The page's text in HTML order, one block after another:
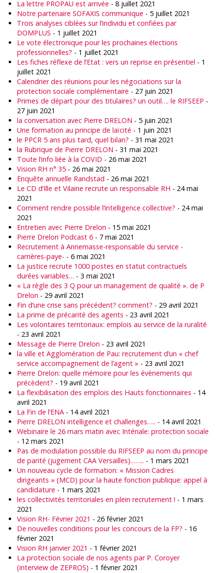
La lettre PROPAU est arrivée - 8 juillet 2021
Notre partenaire SOFAXIS communique - 5 juillet 2021
Trois analyses ciblées sur l’individu et confiées par
DOMPLUS - 1 juillet 2021
Le vote électronique pour les prochaines élections
professionnelles? - 1 juillet 2021
Les fiches réflexe de l’Etat : vers un reprise en présentiel - 1
juillet 2021
Calendrier des réunions pour les négociations sur la
protection sociale complémentaire - 27 juin 2021
Primes de départ pour des titulaires? un outil…. le RIFSEEP -
27 juin 2021
la conversation avec Pierre DRELON - 5 juin 2021
Une formation au principe de laïcité - 1 juin 2021
le PPCR 5 ans plus tard, quel bilan? - 31 mai 2021
la Rubrique de Pierre DRELON - 31 mai 2021
Toute l’info liée à la COVID - 26 mai 2021
Vision RH n° 35 - 26 mai 2021
Enquête annuelle Randstad - 26 mai 2021
Le CD d’Ille et Vilaine recrute un responsable RH - 24 mai
2021
Comment rendre possible l’intelligence collective? - 24 mai
2021
Entretien avec Pierre Drelon - 15 mai 2021
Pierre Drelon Podcast 6 - 7 mai 2021
Recrutement à Annemasse-responsable du service -
carrières-paye- - 6 mai 2021
La justice recrute 1000 postes en statut contractuels
durées variables… - 3 mai 2021
« La règle des 3 Q pour un management de qualité ». de P
Drelon - 29 avril 2021
Fin d’une crise sans précédent? comment? - 29 avril 2021
La prime de précarité des agents - 23 avril 2021
Les volontaires territoriaux: emplois au service de la ruralité
- 23 avril 2021
Message de Pierre Drelon - 23 avril 2021
la ville et Agglomération de Pau: recrutement d’un « chef
service accompagnement de l’agent » - 23 avril 2021
Pierre Drelon: quelle mémoire pour les évènements qui
précèdent? - 19 avril 2021
La flexibilisation des emplois des Hauts fonctionnaires - 14
avril 2021
La Fin de l’ENA - 14 avril 2021
Pierre DRELON intelligence et challenges….. - 14 avril 2021
Webinaire le 26 mars matin avec Intériale: protection sociale
- 12 mars 2021
Pas de modulation possible du RIFSEEP au nom du principe
de parité (jugement CAA Versailles)…….. - 1 mars 2021
Un nouveau cycle de formation: « Mission Cadres
dirigeants » (MCD) pour la haute fonction publique: appel à
candidature - 1 mars 2021
les collectivités territoriales en plein recrutement ! - 1 mars
2021
Vision RH- Février 2021 - 26 février 2021
De nouvelles conditions pour les concours de la FP? - 16
février 2021
Vision RH janvier 2021 - 1 février 2021
La protection sociale de nos agents par P. Coroyer
(interview de ZEPROS) - 1 février 2021